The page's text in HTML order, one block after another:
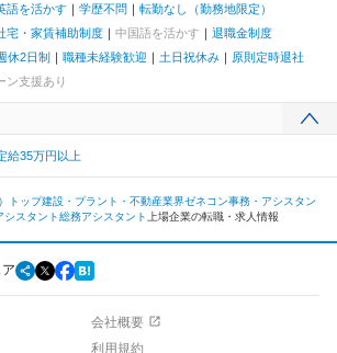
語を活かす 学歴不問
転勤なし（勤務地限定）
宅・家賃補助制度 中国語を活かす
退職金制度
休2日制 職種未経験歓迎 土日祝休み
原則定時退社
ン支援あり
給35万円以上
トップ建設・プラント・不動産業界ゼネコン事務・アシスタン
シスタント総務アシスタント 上場企業の転職・求人情報
会社概要
利用規約